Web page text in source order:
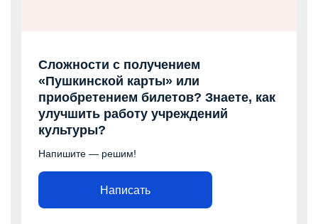
Сложности с получением
«Пушкинской карты» или
приобретением билетов? Знаете, как
улучшить работу учреждений
культуры?
Напишите — решим!
Написать